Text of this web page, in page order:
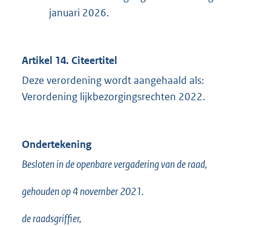
januari 2026.
Artikel 14. Citeertitel
Deze verordening wordt aangehaald als:
Verordening lijkbezorgingsrechten 2022.
Ondertekening
Besloten in de openbare vergadering van de raad,
gehouden op 4 november 2021.
de raadsgriffier,